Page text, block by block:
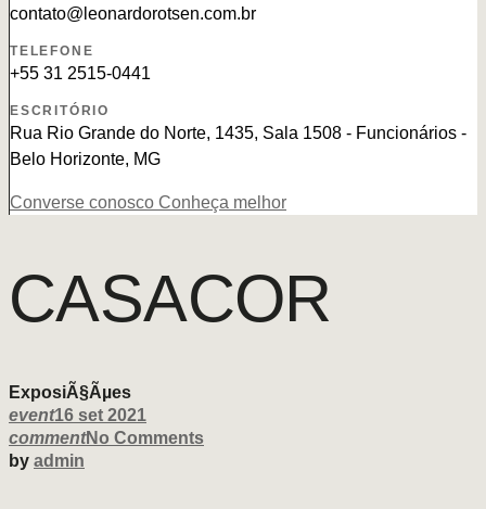
contato@leonardorotsen.com.br
TELEFONE
+55 31 2515-0441
ESCRITÓRIO
Rua Rio Grande do Norte, 1435, Sala 1508 - Funcionários -
Belo Horizonte, MG
Converse conosco Conheça melhor
CASACOR
ExposiÃ§Ãµes
event16 set 2021
commentNo Comments
by admin